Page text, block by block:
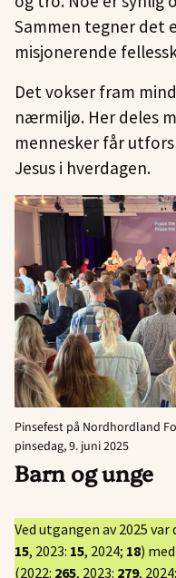
Sammen tegner det
misjonerende
Det vokser fram
nærmiljø. Her deles
mennesker får
Jesus i hverdagen.
Pinsefest på Nordhordland
pinsedag, 9. juni 2025
Barn og unge
Ved utgangen av 2025 var
15, 2023: 15, 2024; 18)
(2022: 265, 2023: 279, 2024: